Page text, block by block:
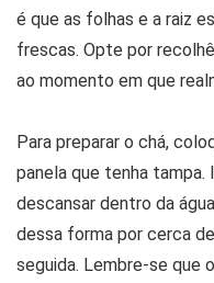
é que as folhas e a raiz
frescas. Opte por
ao momento em que
Para preparar o chá,
panela que tenha tampa.
descansar dentro da
dessa forma por cerca
seguida. Lembre-se que